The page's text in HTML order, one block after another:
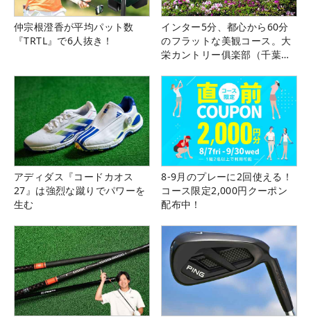
仲宗根澄香が平均パット数
『TRTL』で6人抜き！
インター5分、都心から60分
のフラットな美観コース。大
栄カントリー俱楽部（千葉
アディダス『コードカオス
27』は強烈な蹴りでパワーを
生む
8-9月のプレーに2回使える！
コース限定2,000円クーポン
配布中！